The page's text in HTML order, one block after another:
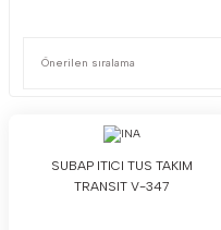
SUBAP ITICI TUS TAKIM
TRANSIT V-347